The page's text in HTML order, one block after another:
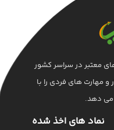
معتبر در سراسر کشور
مهارت های فردی را با
می دهد.
نماد های اخذ شده